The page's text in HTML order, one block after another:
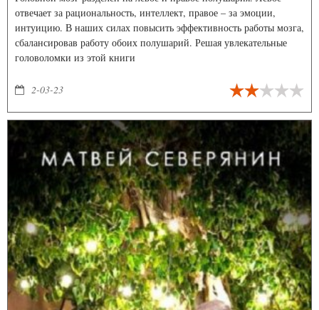
отвечает за рациональность, интеллект, правое – за эмоции,
интуицию. В наших силах повысить эффективность работы мозга,
сбалансировав работу обоих полушарий. Решая увлекательные
головоломки из этой книги
2-03-23